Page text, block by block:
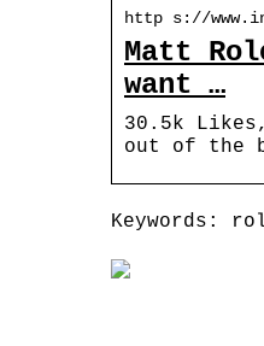
http s://
Matt
want …
30.5k
out of the
Keywords: